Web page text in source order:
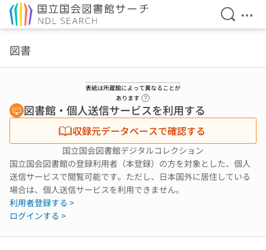
検索を
メ
図書
表紙は所蔵館によって異なることが
あります
図書館・個人送信サービスを利用する
収録元データベースで確認する
国立国会図書館デジタルコレクション
国立国会図書館の登録利用者（本登録）の方を対象とした、個人
送信サービスで閲覧可能です。ただし、日本国外に居住している
場合は、個人送信サービスを利用できません。
利用者登録する >
ログインする >